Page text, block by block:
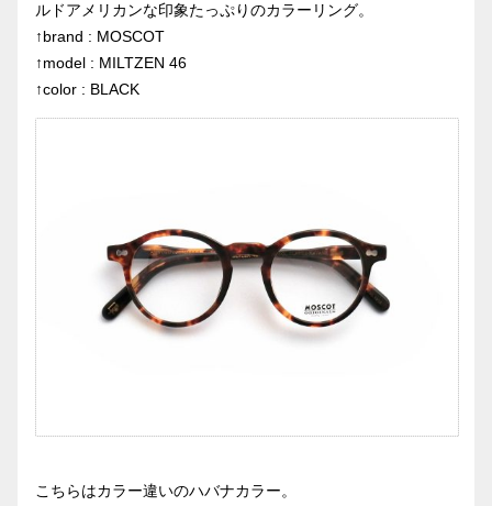
ルドアメリカンな印象たっぷりのカラーリング。
↑brand : MOSCOT
↑model : MILTZEN 46
↑color : BLACK
こちらはカラー違いのハバナカラー。